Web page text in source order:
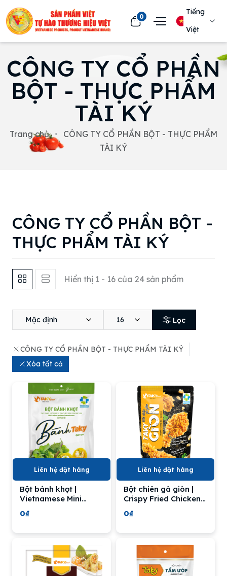
0
Tiếng
Việt
CÔNG TY CỔ PHẦN
BỘT - THỰC PHẨM
TÀI KÝ
Trang chủ
CÔNG TY CỔ PHẦN BỘT - THỰC PHẨM
TÀI KÝ
CÔNG TY CỔ PHẦN BỘT -
THỰC PHẨM TÀI KÝ
Hiển thị 1 - 16 của 24 sản phẩm
Mặc định 16 Lọc
CÔNG TY CỔ PHẦN BỘT - THỰC PHẨM TÀI KÝ
Xóa tất cả
Liên hệ đặt hàng
Bột bánh khọt |
Vietnamese Mini
Savory Pancake Mix -
TAKY FOOD
0₫
Liên hệ đặt hàng
Bột chiên gà giòn |
Crispy Fried Chicken
Flour - TAKY FOOD
0₫